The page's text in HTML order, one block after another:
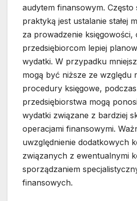
audytem finansowym. Często
praktyką jest ustalanie stałej
za prowadzenie księgowości,
przedsiębiorcom lepiej
wydatki. W przypadku
mogą być niższe ze względu
procedury księgowe,
przedsiębiorstwa mogą
wydatki związane z bardziej
operacjami finansowymi.
uwzględnienie dodatkowych
związanych z ewentualnymi
sporządzaniem
finansowych.